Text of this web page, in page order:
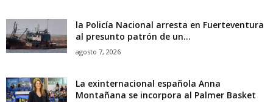
la Policía Nacional arresta en Fuerteventura
al presunto patrón de un...
agosto 7, 2026
La exinternacional española Anna
Montañana se incorpora al Palmer Basket